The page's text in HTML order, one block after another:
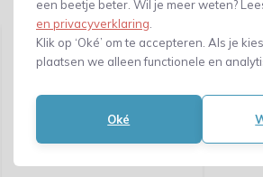
een beetje beter. Wil je meer weten?
en privacyverklaring
Klik op ‘Oké’ om te accepteren. Als je
plaatsen we alleen functionele en
Oké
Gerelateerde producten